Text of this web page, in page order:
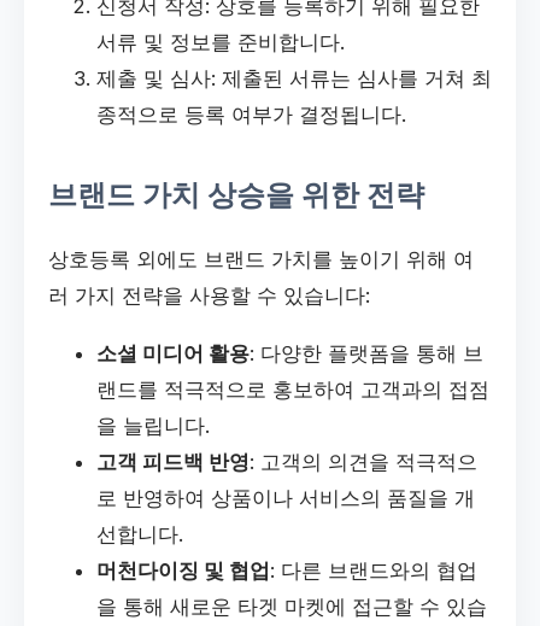
신청서 작성: 상호를 등록하기 위해 필요한
서류 및 정보를 준비합니다.
제출 및 심사: 제출된 서류는 심사를 거쳐 최
종적으로 등록 여부가 결정됩니다.
브랜드 가치 상승을 위한 전략
상호등록 외에도 브랜드 가치를 높이기 위해 여
러 가지 전략을 사용할 수 있습니다:
소셜 미디어 활용: 다양한 플랫폼을 통해 브
랜드를 적극적으로 홍보하여 고객과의 접점
을 늘립니다.
고객 피드백 반영: 고객의 의견을 적극적으
로 반영하여 상품이나 서비스의 품질을 개
선합니다.
머천다이징 및 협업 : 다른 브랜드와의 협업
을 통해 새로운 타겟 마켓에 접근할 수 있습